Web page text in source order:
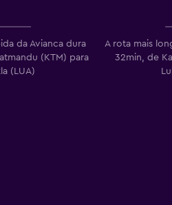
da Avianca dura
(KTM) para
(LUA)
A rota mais
32min, de